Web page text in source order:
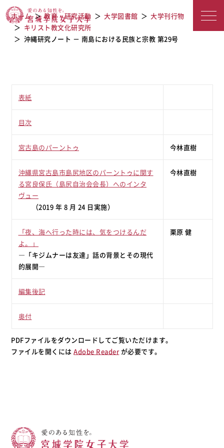
沖縄研究ノート － 南島における民族と
宗教 第29号
ホーム 教育・研究活動 大学図書館
大学刊行物
キリスト教文化研究所
沖縄研究ノート － 南島における民族と宗教 第29号
表紙
目次
宮古島のパーントゥ 今林直樹
沖縄県宮古島市島尻地区のパーントゥに関す
る宮良保氏（島尻自治会会長）へのインタ
ヴュー
（2019 年 8 月 24 日実施）
今林直樹
「夜、海へ行った時には、気をつけるんだ
よ。」
―「キジムナーは友達」話の背景とその現代
的展開―
栗原 健
編集後記
奥付
PDFファイルをダウンロードしてご覧いただけます。
ファイルを開くにはAdobe Readerが必要です。